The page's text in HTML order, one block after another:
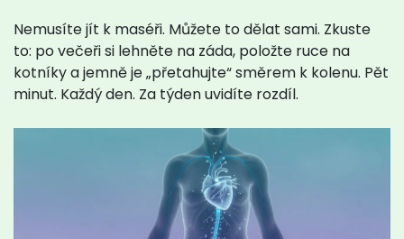
Nemusíte jít k maséři. Můžete to dělat sami. Zkuste
to: po večeři si lehněte na záda, položte ruce na
kotníky a jemně je „přetahujte“ směrem k kolenu. Pět
minut. Každý den. Za týden uvidíte rozdíl.